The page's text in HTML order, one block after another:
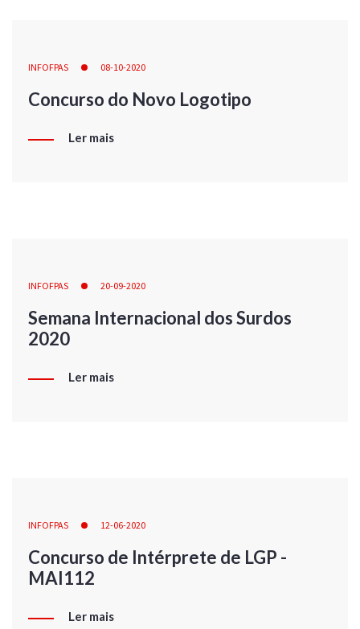
INFOFPAS 08-10-2020
Concurso do Novo Logotipo
Ler mais
INFOFPAS 20-09-2020
Semana Internacional dos Surdos
2020
Ler mais
INFOFPAS 12-06-2020
Concurso de Intérprete de LGP -
MAI112
Ler mais